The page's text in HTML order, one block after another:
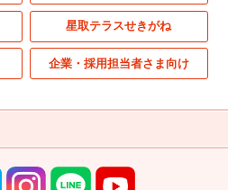
星取テラスせきがね
企業・採用担当者さま向け